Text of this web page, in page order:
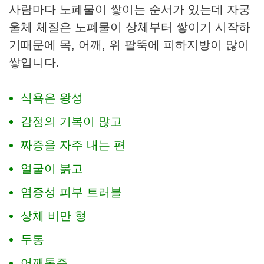
사람마다 노폐물이 쌓이는 순서가 있는데 자궁
울체 체질은 노폐물이 상체부터 쌓이기 시작하
기때문에 목, 어깨, 위 팔뚝에 피하지방이 많이
쌓입니다.
​식욕은 왕성
감정의 기복이 많고
짜증을 자주 내는 편
얼굴이 붉고
염증성 피부 트러블
상체 비만 형
두통